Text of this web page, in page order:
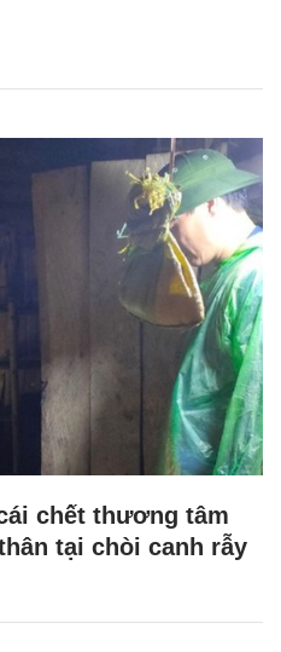
chết thương tâm
tại chòi canh rẫy